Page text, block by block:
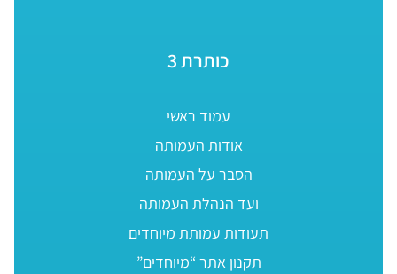
כותרת 3
עמוד ראשי
אודות העמותה
הסבר על העמותה
ועד הנהלת העמותה
תעודות עמותת מיוחדים
תקנון אתר “מיוחדים”